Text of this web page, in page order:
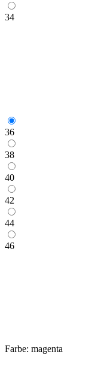
34
36
38
40
42
44
46
Farbe: magenta